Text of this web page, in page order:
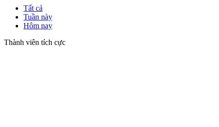
Tất cả
Tuần này
Hôm nay
Thành viên tích cực